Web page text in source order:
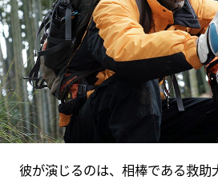
彼が演じるのは、相棒である救助